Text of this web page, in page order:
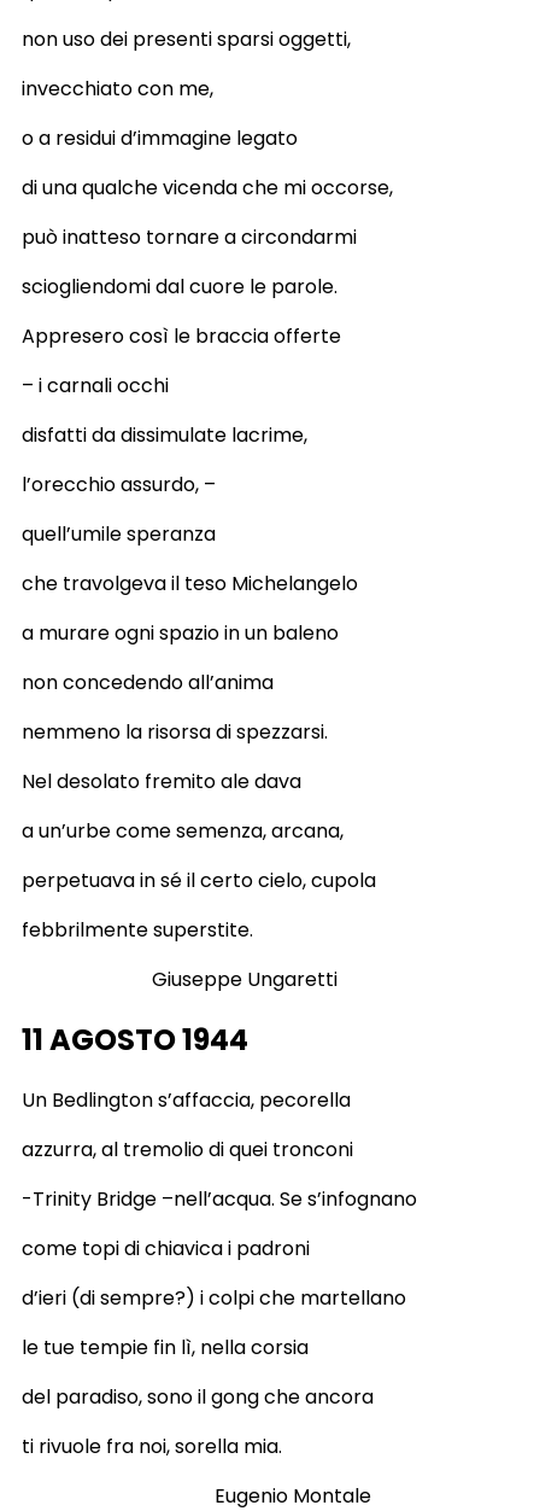
non uso dei presenti sparsi oggetti,
invecchiato con me,
o a residui d’immagine legato
di una qualche vicenda che mi occorse,
può inatteso tornare a circondarmi
sciogliendomi dal cuore le parole.
Appresero così le braccia offerte
– i carnali occhi
disfatti da dissimulate lacrime,
l’orecchio assurdo, –
quell’umile speranza
che travolgeva il teso Michelangelo
a murare ogni spazio in un baleno
non concedendo all’anima
nemmeno la risorsa di spezzarsi.
Nel desolato fremito ale dava
a un’urbe come semenza, arcana,
perpetuava in sé il certo cielo, cupola
febbrilmente superstite.
Giuseppe Ungaretti
11 AGOSTO 1944
Un Bedlington s’affaccia, pecorella
azzurra, al tremolio di quei tronconi
-Trinity Bridge –nell’acqua. Se s’infognano
come topi di chiavica i padroni
d’ieri (di sempre?) i colpi che martellano
le tue tempie fin lì, nella corsia
del paradiso, sono il gong che ancora
ti rivuole fra noi, sorella mia.
Eugenio Montale